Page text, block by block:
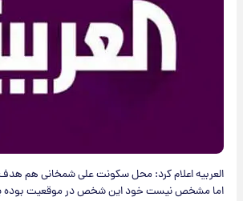
العربیه اعلام کرد: محل سکونت علی شمخانی هم
اما مشخص نیست خود این شخص در موقعیت بوده